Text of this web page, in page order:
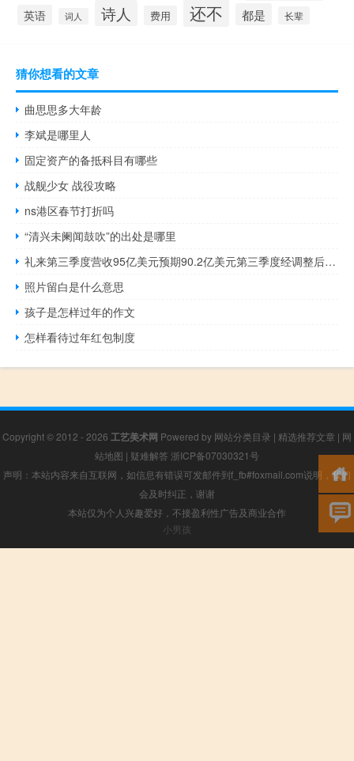
英语 词人 诗人 费用 还不 都是 长辈
猜你想看的文章
曲思思多大年龄
李斌是哪里人
固定资产的备抵科目有哪些
战舰少女 战役攻略
ns港区春节打折吗
“清兴未阑闻鼓吹”的出处是哪里
礼来第三季度营收95亿美元预期90.2亿美元第三季度经调整后每股收益10美分上年同期1.98美元礼来维持营收指引不变
照片留白是什么意思
孩子是怎样过年的作文
怎样看待过年红包制度
Copyright © 2012 - 2026 工艺美术网 Powered by 网站分类目录 | 精选推荐文章 | 网
站地图 | 疑难解答 浙ICP备07030321号
声明：本站内容来自互联网，如信息有错误可发邮件到f_fb#foxmail.com说明，我们
会及时纠正，谢谢
本站仅为个人兴趣爱好，不接盈利性广告及商业合作
小男孩